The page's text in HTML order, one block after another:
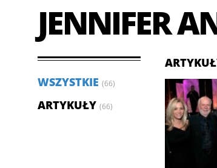
JENNIFER
WSZYSTKIE (66)
ARTYKUŁY (66)